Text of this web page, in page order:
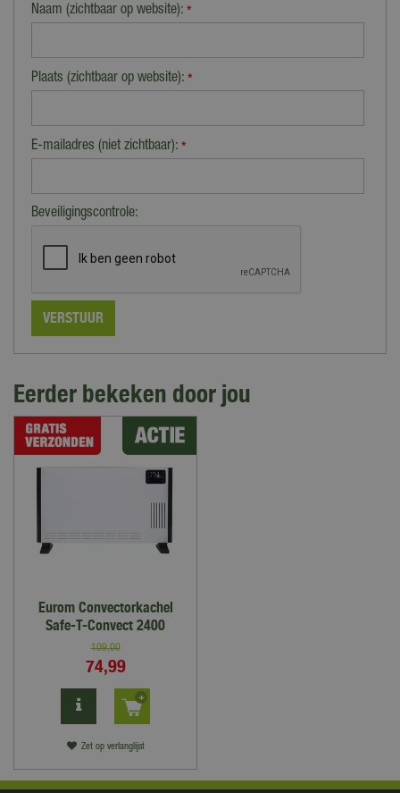
Naam (zichtbaar op website): *
Plaats (zichtbaar op website): *
E-mailadres (niet zichtbaar): *
Beveiligingscontrole:
Eerder bekeken door jou
Eurom Convectorkachel
Safe-T-Convect 2400
109,00
74,99
Zet op verlanglijst